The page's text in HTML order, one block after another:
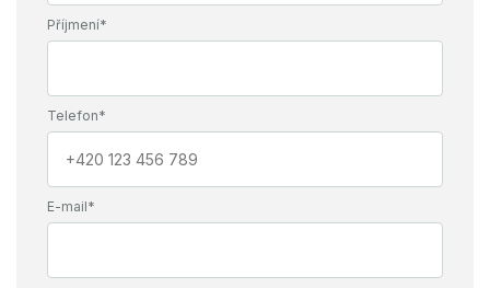
Příjmení*
Telefon*
E-mail*